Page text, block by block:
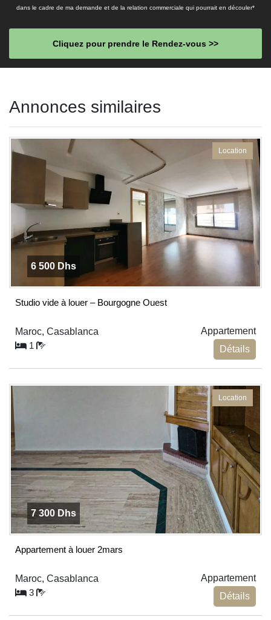
dans le cadre de ma demande et de la relation commerciale qui pourrait en découler*
Cliquez pour prendre le Rendez-vous >>
should
Annonces similaires
Location
6 500 Dhs
Studio vide à louer – Bourgogne Ouest
Maroc, Casablanca
Appartement
1
Détails
Location
7 300 Dhs
Appartement à louer 2mars
Maroc, Casablanca
Appartement
3
Détails